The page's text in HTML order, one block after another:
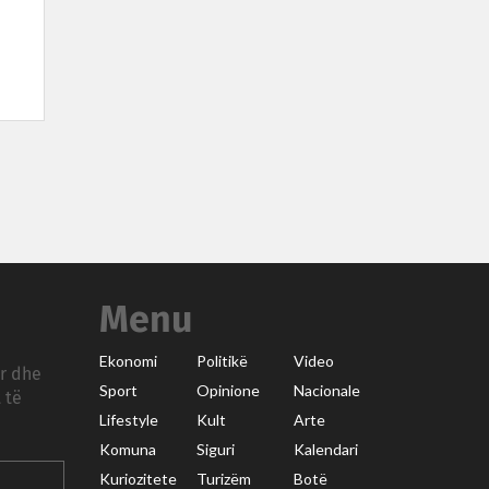
dhe
të
Menu
Ekonomi Politikë
Video
Sport
Opinione
Nacionale
Lifestyle
Kult
Arte
Komuna
Siguri
Kalendari
Kuriozitete
Turizëm Botë